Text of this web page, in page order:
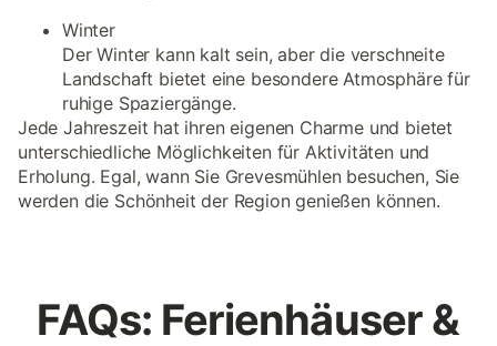
Winter
Der Winter kann kalt sein, aber die verschneite
Landschaft bietet eine besondere Atmosphäre für
ruhige Spaziergänge.
Jede Jahreszeit hat ihren eigenen Charme und bietet
unterschiedliche Möglichkeiten für Aktivitäten und
Erholung. Egal, wann Sie Grevesmühlen besuchen, Sie
werden die Schönheit der Region genießen können.
FAQs: Ferienhäuser &